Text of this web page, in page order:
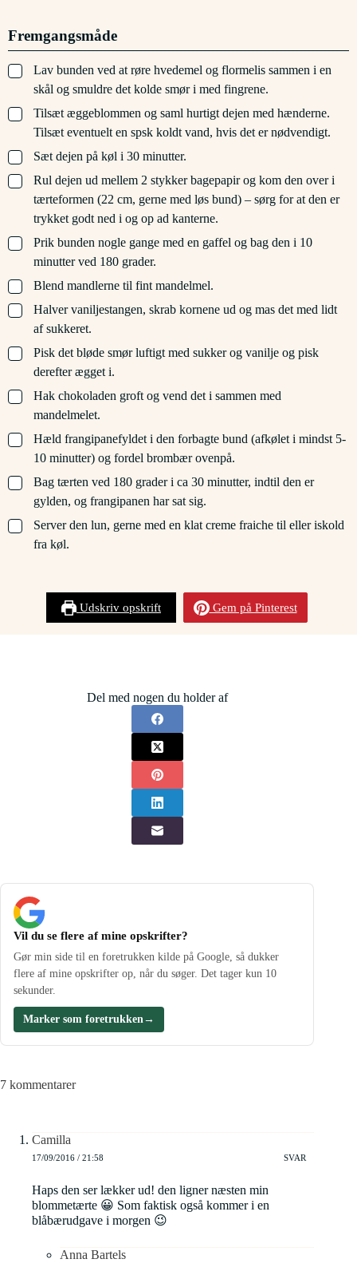
Fremgangsmåde
▢
Lav bunden ved at røre hvedemel og flormelis sammen i en
skål og smuldre det kolde smør i med fingrene.
▢
Tilsæt æggeblommen og saml hurtigt dejen med hænderne.
Tilsæt eventuelt en spsk koldt vand, hvis det er nødvendigt.
▢
Sæt dejen på køl i 30 minutter.
▢
Rul dejen ud mellem 2 stykker bagepapir og kom den over i
tærteformen (22 cm, gerne med løs bund) – sørg for at den er
trykket godt ned i og op ad kanterne.
▢
Prik bunden nogle gange med en gaffel og bag den i 10
minutter ved 180 grader.
▢
Blend mandlerne til fint mandelmel.
▢
Halver vaniljestangen, skrab kornene ud og mas det med lidt
af sukkeret.
▢
Pisk det bløde smør luftigt med sukker og vanilje og pisk
derefter ægget i.
▢
Hak chokoladen groft og vend det i sammen med
mandelmelet.
▢
Hæld frangipanefyldet i den forbagte bund (afkølet i mindst 5-
10 minutter) og fordel brombær ovenpå.
▢
Bag tærten ved 180 grader i ca 30 minutter, indtil den er
gylden, og frangipanen har sat sig.
▢
Server den lun, gerne med en klat creme fraiche til eller iskold
fra køl.
Udskriv opskrift Gem på Pinterest
Del med nogen du holder af
Vil du se flere af mine opskrifter?
Gør min side til en foretrukken kilde på Google, så dukker
flere af mine opskrifter op, når du søger. Det tager kun 10
sekunder.
Marker som foretrukken→
7 kommentarer
Camilla
17/09/2016 / 21:58 SVAR
Haps den ser lækker ud! den ligner næsten min
blommetærte 😀 Som faktisk også kommer i en
blåbærudgave i morgen 😉
Anna Bartels